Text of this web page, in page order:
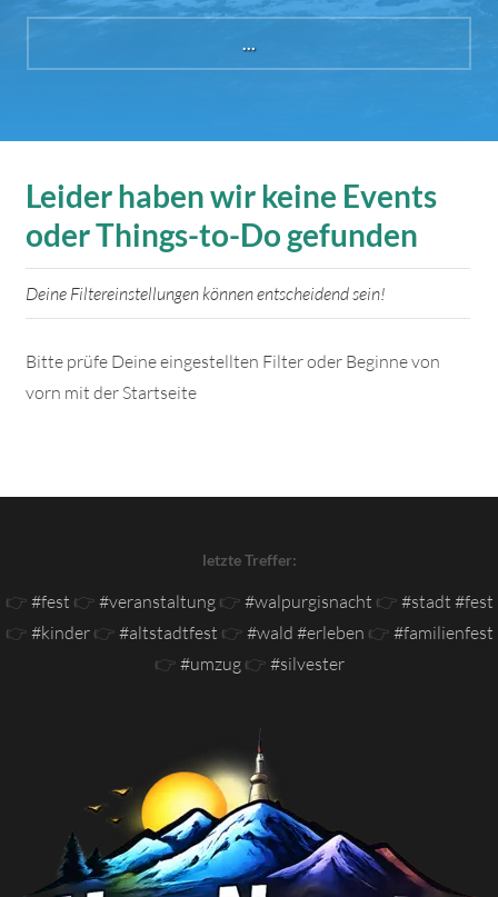
Leider haben wir keine Events
oder Things-to-Do gefunden
Deine Filtereinstellungen können entscheidend sein!
Bitte prüfe Deine eingestellten Filter oder Beginne von
vorn mit der Startseite
letzte Treffer:
👉 #fest 👉 #veranstaltung👉 #walpurgisnacht 👉 #stadt #fest
👉 #kinder👉 #altstadtfest 👉 #wald #erleben 👉 #familienfest
👉 #umzug👉 #silvester